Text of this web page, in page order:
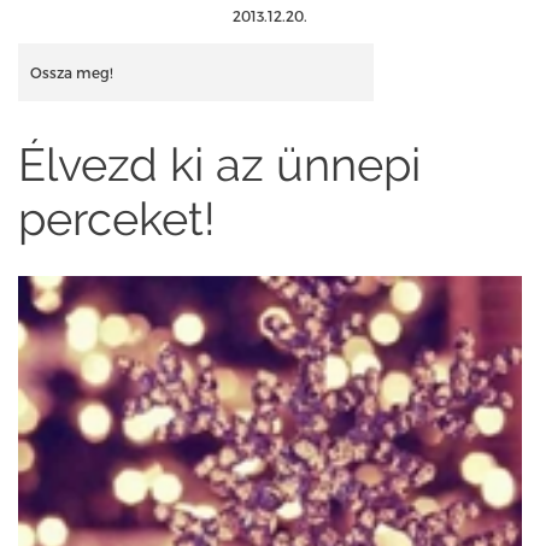
2013.12.20.
Ossza meg!
Élvezd ki az ünnepi
perceket!